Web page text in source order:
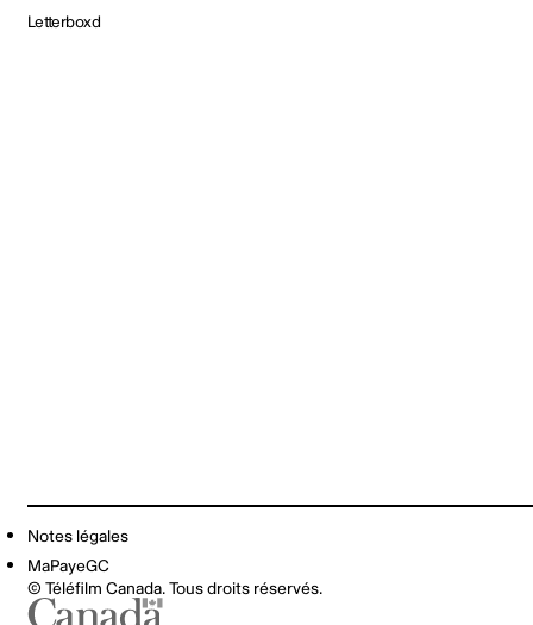
Letterboxd
Notes légales
MaPayeGC
© Téléfilm Canada. Tous droits réservés.